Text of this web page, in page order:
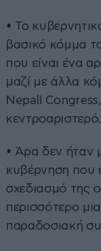
• Το
βασικό κόμμα
που είναι ένα
μαζί με άλλα
Nepali
κεντροαριστερό.
• Άρα δεν ήταν
κυβέρνηση που
σχεδιασμό της
περισσότερο
παραδοσιακή